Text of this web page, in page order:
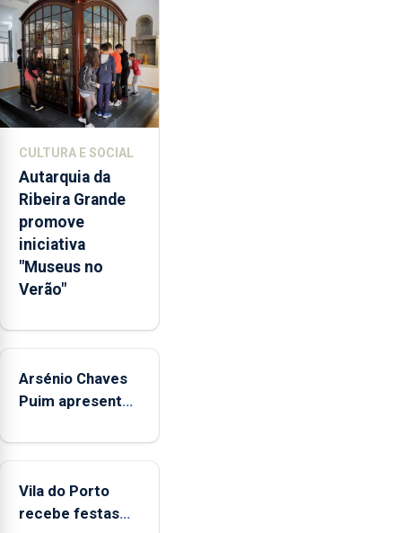
65
milhões
de
euros
e
abrange
respostas
habitacionais,
anunciou
o
Governo
Regional.
CULTURA E SOCIAL
Autarquia da
Ribeira Grande
promove
iniciativa
"Museus no
Verão"
Arsénio Chaves
Puim apresenta
Biblioteca de Vila
Vila do Porto
recebe festas